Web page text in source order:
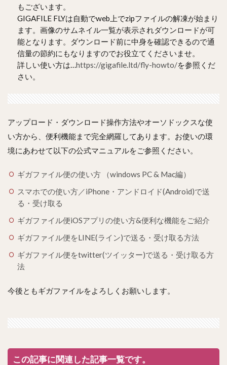
もございます。
GIGAFILE FLYは自動でweb上でzipファイルの解凍が始まり
ます。画像のサムネイル一覧が表示されダウンロードが可
能となります。ダウンロード前に中身を確認できるので通
信量の節約にもなりますのでお役立てくださいませ。
詳しい使い方は…https://gigafile.ltd/fly-howto/を参照くだ
さい。
アップロード・ダウンロード操作方法やオーソドックスな使
い方から、便利機能まで完全網羅してあります。お使いの環
境にあわせて以下の公式マニュアルをご参照ください。
ギガファイル便の使い方 （windows PC & Mac編）
スマホでの使い方／iPhone・アンドロイド(Android)で送
る・受け取る
ギガファイル便iOSアプリの使い方&便利な機能をご紹介
ギガファイル便をLINE(ライン)で送る・受け取る方法
ギガファイル便をtwitter(ツイッター)で送る・受け取る方
法
今後ともギガファイルをよろしくお願いします。
この記事に関連した記事一覧です。